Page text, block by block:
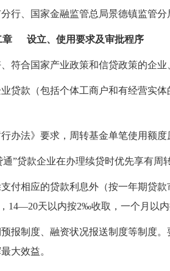
行、国家金融监管总局景德镇监管分
章 设立、使用要求及审批程序
符合国家产业政策和信贷政策的企业
贷款（包括个体工商户和有经营实
办法》要求，周转基金单笔使用额度
通”贷款企业在办理续贷时优先享有周
付相应的贷款利息外（按一年期贷
14—20天以内按2‰收取，一个月以
报制度、融资状况报送制度等制度
大效益。